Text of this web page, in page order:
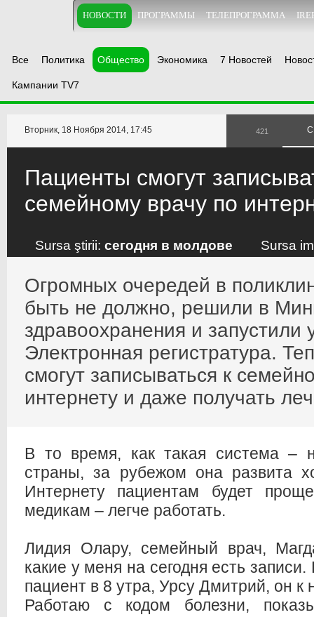
НОВОСТИ ПРОГРАММЫ ТЕЛЕПРОГРАММА
Все Политика Общество Экономика 7 Новостей
Кампании TV7
Вторник, 18 Ноября 2014, 17:45 421
Пациенты смогут
семейному врачу по
Sursa ştirii: сегодня в молдове Sursa
Огромных очередей в
быть не должно, решили в
здравоохранения и запустили
Электронная регистратура.
смогут записываться к
интернету и даже получать
В то время, как такая система –
страны, за рубежом она развита
Интернету пациентам будет
медикам – легче работать.
Лидия Олару, семейный врач,
какие у меня на сегодня есть
пациент в 8 утра, Урсу Дмитрий, он к
Работаю с кодом болезни,